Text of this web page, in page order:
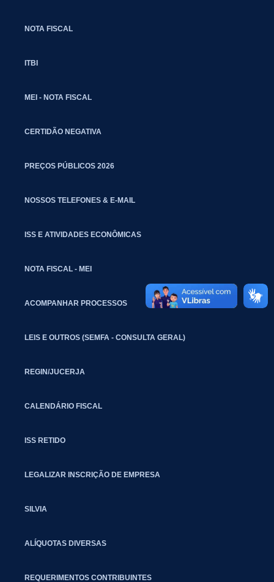
NOTA FISCAL
ITBI
MEI - NOTA FISCAL
CERTIDÃO NEGATIVA
PREÇOS PÚBLICOS 2026
NOSSOS TELEFONES & E-MAIL
ISS E ATIVIDADES ECONÔMICAS
NOTA FISCAL - MEI
ACOMPANHAR PROCESSOS
LEIS E OUTROS (SEMFA - CONSULTA GERAL)
REGIN/JUCERJA
CALENDÁRIO FISCAL
ISS RETIDO
LEGALIZAR INSCRIÇÃO DE EMPRESA
SILVIA
ALÍQUOTAS DIVERSAS
REQUERIMENTOS CONTRIBUINTES